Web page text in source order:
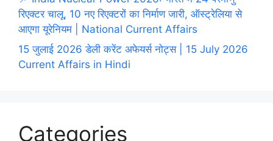
रिएक्टर चालू, 10 नए रिएक्टरों का निर्माण जारी, ऑस्ट्रेलिया से
आएगा यूरेनियम | National Current Affairs
15 जुलाई 2026 डेली करेंट अफेयर्स नोट्स | 15 July 2026
Current Affairs in Hindi
Categories